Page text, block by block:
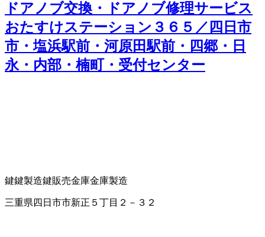
ドアノブ交換・ドアノブ修理サービス
おたすけステーション３６５／四日市
市・塩浜駅前・河原田駅前・四郷・日
永・内部・楠町・受付センター
鍵鍵製造鍵販売金庫金庫製造
三重県四日市市新正５丁目２－３２